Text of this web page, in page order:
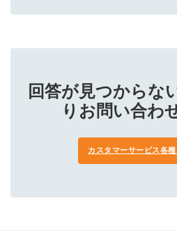
回答が見つからな
りお問い合わ
カスタマーサービス各